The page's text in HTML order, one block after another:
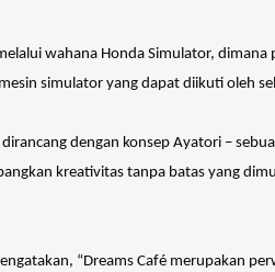
wahana Honda Simulator,
simulator yang dapat diikuti oleh
dengan konsep Ayatori –
kreativitas tanpa batas yang
“Dreams Café merupakan